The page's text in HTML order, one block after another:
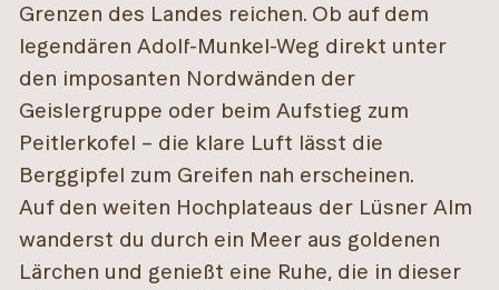
Grenzen des Landes reichen. Ob auf dem
legendären Adolf-Munkel-Weg direkt unter
den imposanten Nordwänden der
Geislergruppe oder beim Aufstieg zum
Peitlerkofel – die klare Luft lässt die
Berggipfel zum Greifen nah erscheinen.
Auf den weiten Hochplateaus der Lüsner Alm
wanderst du durch ein Meer aus goldenen
Lärchen und genießt eine Ruhe, die in dieser